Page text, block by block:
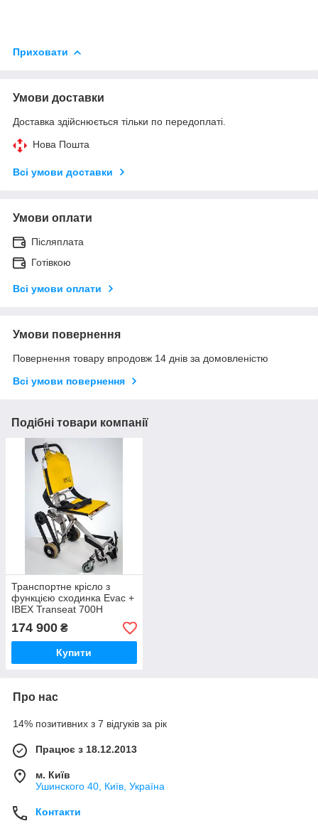
Приховати
Умови доставки
Доставка здійснюється тільки по передоплаті.
Нова Пошта
Всі умови доставки
Умови оплати
Післяплата
Готівкою
Всі умови оплати
Умови повернення
Повернення товару впродовж 14 днів за домовленістю
Всі умови повернення
Подібні товари компанії
Транспортне крісло з
функцією сходинка Evac +
IBEX Transeat 700H
Evacuation Chair /
Stairclimber
174 900 ₴
Купити
Про нас
14% позитивних з 7 відгуків за рік
Працює з 18.12.2013
м. Київ
Ушинского 40, Київ, Україна
Контакти